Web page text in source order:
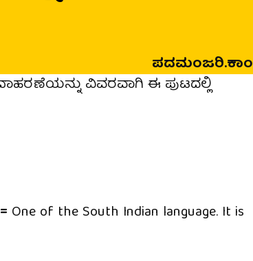
ಪದಮಂಜರಿ.ಕಾಂ
ವಿವರವಾಗಿ ಈ ಪುಟದಲ್ಲಿ
One of the South Indian language. It is